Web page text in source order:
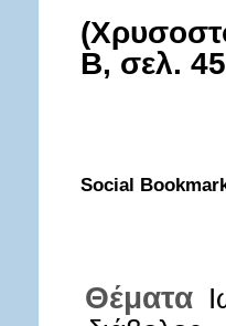
Β, σελ.
Social
Θέματα